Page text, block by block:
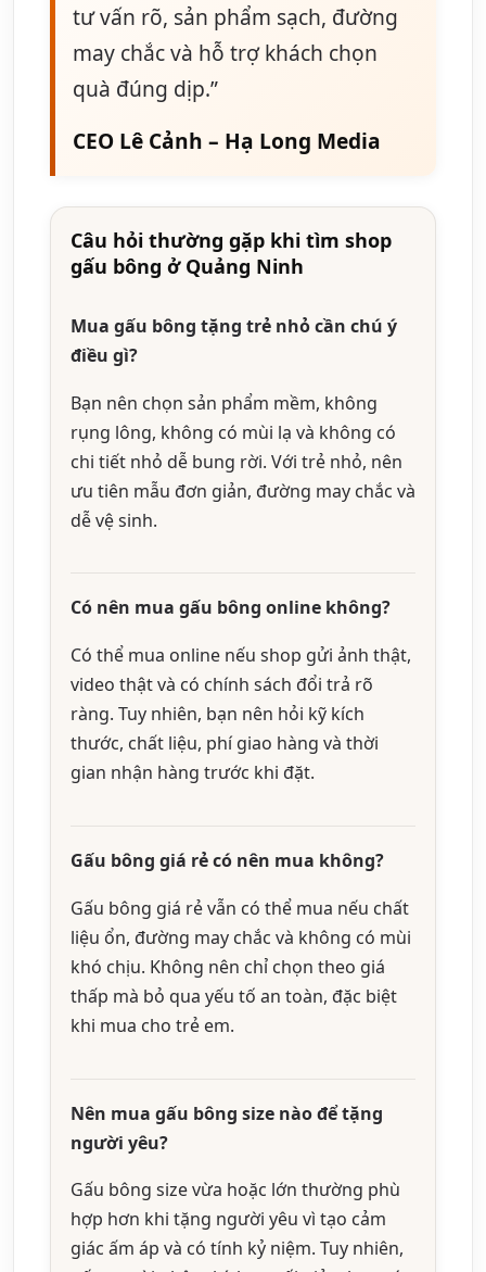
tư vấn rõ, sản phẩm sạch, đường
may chắc và hỗ trợ khách chọn
quà đúng dịp.”
CEO Lê Cảnh – Hạ Long Media
Câu hỏi thường gặp khi tìm shop
gấu bông ở Quảng Ninh
Mua gấu bông tặng trẻ nhỏ cần chú ý
điều gì?
Bạn nên chọn sản phẩm mềm, không
rụng lông, không có mùi lạ và không có
chi tiết nhỏ dễ bung rời. Với trẻ nhỏ, nên
ưu tiên mẫu đơn giản, đường may chắc và
dễ vệ sinh.
Có nên mua gấu bông online không?
Có thể mua online nếu shop gửi ảnh thật,
video thật và có chính sách đổi trả rõ
ràng. Tuy nhiên, bạn nên hỏi kỹ kích
thước, chất liệu, phí giao hàng và thời
gian nhận hàng trước khi đặt.
Gấu bông giá rẻ có nên mua không?
Gấu bông giá rẻ vẫn có thể mua nếu chất
liệu ổn, đường may chắc và không có mùi
khó chịu. Không nên chỉ chọn theo giá
thấp mà bỏ qua yếu tố an toàn, đặc biệt
khi mua cho trẻ em.
Nên mua gấu bông size nào để tặng
người yêu?
Gấu bông size vừa hoặc lớn thường phù
hợp hơn khi tặng người yêu vì tạo cảm
giác ấm áp và có tính kỷ niệm. Tuy nhiên,